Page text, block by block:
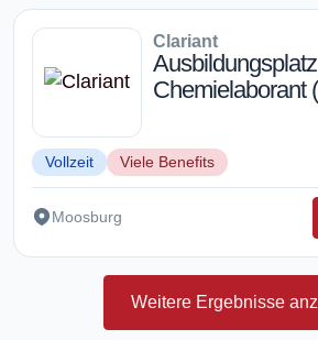
Clariant
Ausbildungsplatz
Chemielaborant
Vollzeit Viele Benefits
Moosburg
Weitere Ergebnisse